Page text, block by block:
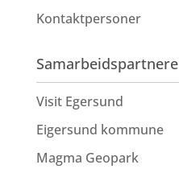
Kontaktpersoner
Samarbeidspartnere
Visit Egersund
Eigersund kommune
Magma Geopark